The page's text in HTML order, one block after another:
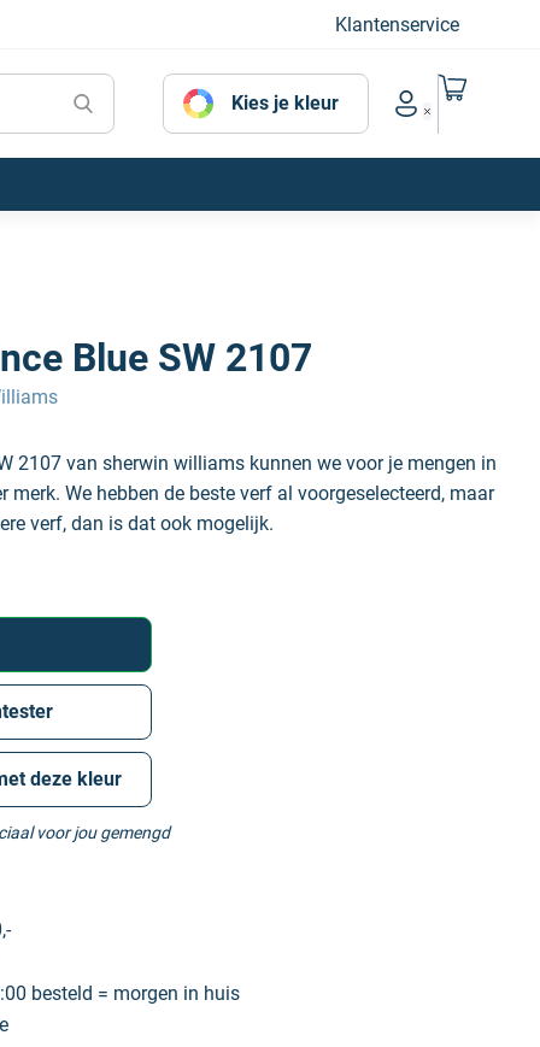
Klantenservice
Kies je kleur
Account menu
Naar mijn
Blue SW 2107
2107 van sherwin williams kunnen we voor je mengen in
merk. We hebben de beste verf al voorgeselecteerd, maar
verf, dan is dat ook mogelijk.
deze kleur
voor jou gemengd
besteld = morgen in huis